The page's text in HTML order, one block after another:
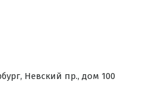
Невский пр., дом 100